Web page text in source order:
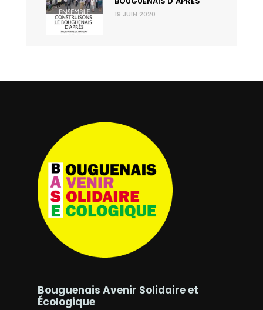
19 JUIN 2020
Bouguenais Avenir Solidaire et
Écologique